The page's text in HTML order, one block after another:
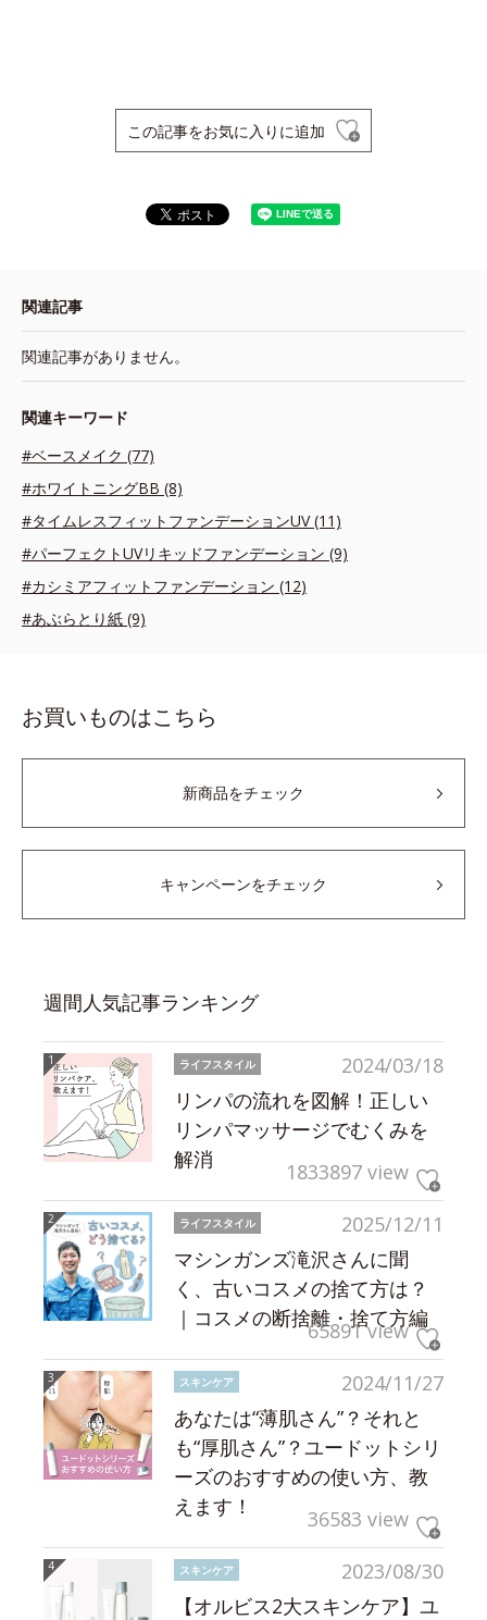
この記事をお気に入りに追加
関連記事
関連記事がありません。
関連キーワード
#ベースメイク (77)
#ホワイトニングBB (8)
#タイムレスフィットファンデーションUV (11)
#パーフェクトUVリキッドファンデーション (9)
#カシミアフィットファンデーション (12)
#あぶらとり紙 (9)
お買いものはこちら
新商品をチェック
キャンペーンをチェック
週間人気記事ランキング
2024/03/18
ライフスタイル
リンパの流れを図解！正しい
リンパマッサージでむくみを
解消
1833897 view
2025/12/11
ライフスタイル
マシンガンズ滝沢さんに聞
く、古いコスメの捨て方は？
｜コスメの断捨離・捨て方編
65891 view
2024/11/27
スキンケア
あなたは“薄肌さん”？それと
も“厚肌さん”？ユードットシリ
ーズのおすすめの使い方、教
えます！
36583 view
2023/08/30
スキンケア
【オルビス2大スキンケア】ユ